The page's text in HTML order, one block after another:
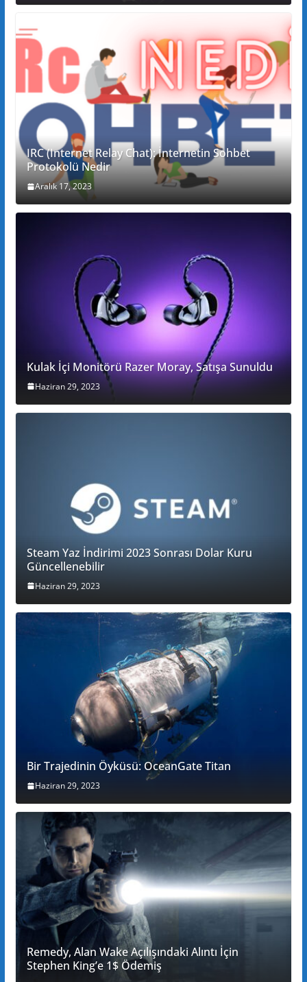
IRC (Internet Relay Chat): İnternetin Sohbet
Protokolü Nedir
Aralık 17, 2023
Kulak İçi Monitörü Razer Moray, Satışa Sunuldu
Haziran 29, 2023
Steam Yaz İndirimi 2023 Sonrası Dolar Kuru
Güncellenebilir
Haziran 29, 2023
Bir Trajedinin Öyküsü: OceanGate Titan
Haziran 29, 2023
Remedy, Alan Wake Açılışındaki Alıntı İçin
Stephen King’e 1$ Ödemiş